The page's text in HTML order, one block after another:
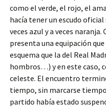
como el verde, el rojo, el
hacía tener un escudo oficial
veces azul y a veces
presenta una equipación
esquema que la del Real
hombros…) y en este caso,
celeste. El encuentro
tiempo, sin marcarse
partido había estado